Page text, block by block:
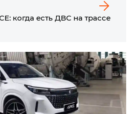
когда есть ДВС на трассе